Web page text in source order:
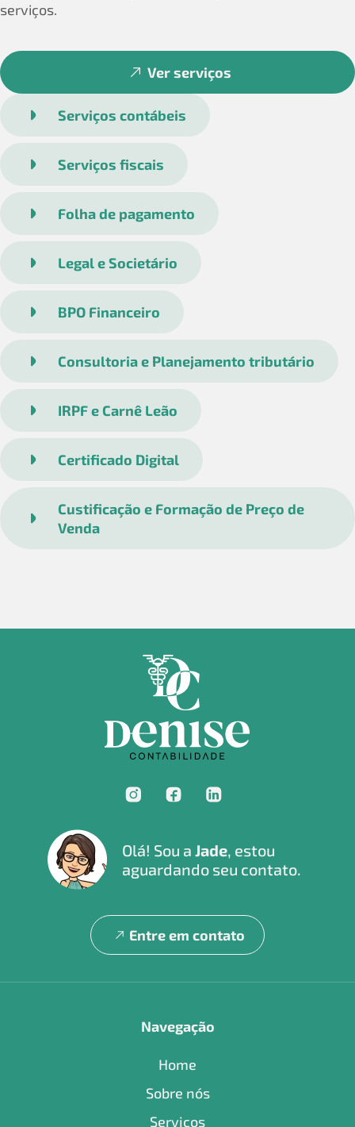
serviços.
Ver serviços
Serviços contábeis
Serviços fiscais
Folha de pagamento
Legal e Societário
BPO Financeiro
Consultoria e Planejamento tributário
IRPF e Carnê Leão
Certificado Digital
Custificação e Formação de Preço de
Venda
Olá! Sou a Jade, estou
aguardando seu contato.
Entre em contato
Navegação
Home
Sobre nós
Serviços